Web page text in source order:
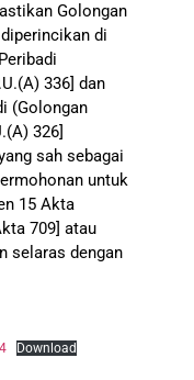
Golongan
di
336] dan
(Golongan
326]
sah sebagai
untuk
15 Akta
709] atau
selaras dengan
Download